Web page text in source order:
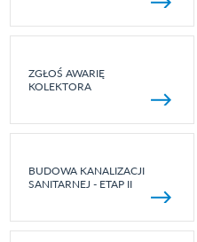
ZGŁOŚ AWARIĘ
KOLEKTORA
BUDOWA KANALIZACJI
SANITARNEJ - ETAP II